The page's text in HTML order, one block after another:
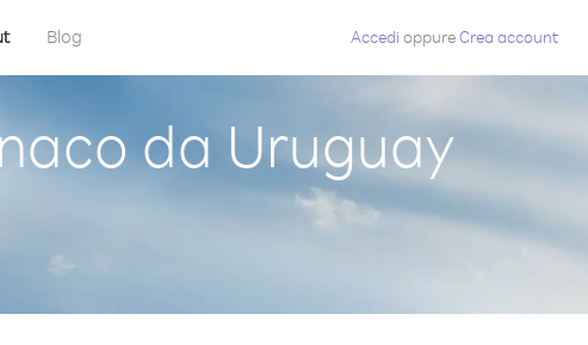
Blog Accedi oppureCrea account
da Uruguay